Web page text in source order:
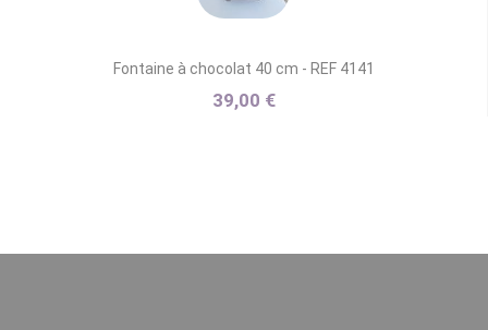
Fontaine à chocolat 40 cm - REF 4141
39,00 €